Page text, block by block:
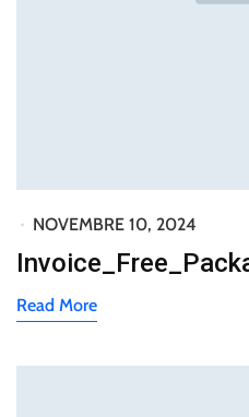
NOVEMBRE 10, 2024
Read More